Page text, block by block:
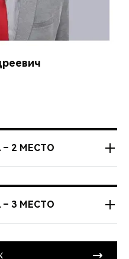
2 МЕСТО
3 МЕСТО